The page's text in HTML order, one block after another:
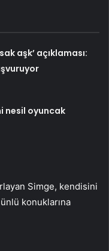
aşk’ açıklaması:
nesil oyuncak
Simge, kendisini
konuklarına